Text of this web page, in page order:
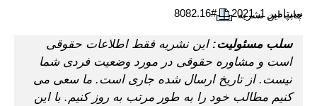
سپتامبر 1, 2021 #8082.16 چاپ این نشریه
سلب مسئولیت:این نشریه فقط اطلاعات حقوقی
است و مشاوره حقوقی در مورد وضعیت فردی شما
نیست. از تاریخ ارسال شده جاری است. ما سعی می
کنیم مطالب خود را به طور مرتب به روز کنیم. با این